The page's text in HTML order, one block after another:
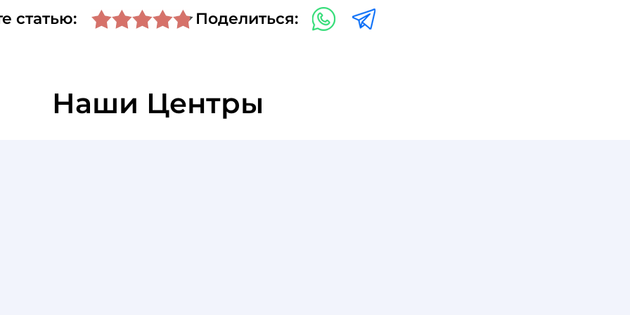
статью: Поделиться:
Наши Центры